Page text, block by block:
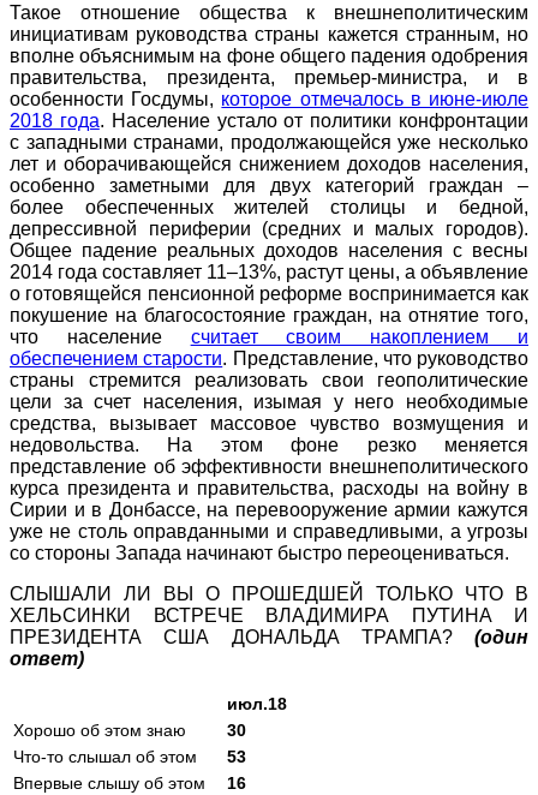
Такое отношение общества к внешнеполитическим
инициативам руководства страны кажется странным, но
вполне объяснимым на фоне общего падения одобрения
правительства, президента, премьер-министра, и в
особенности Госдумы, которое отмечалось в июне-июле
2018 года. Население устало от политики конфронтации
с западными странами, продолжающейся уже несколько
лет и оборачивающейся снижением доходов населения,
особенно заметными для двух категорий граждан –
более обеспеченных жителей столицы и бедной,
депрессивной периферии (средних и малых городов).
Общее падение реальных доходов населения с весны
2014 года составляет 11–13%, растут цены, а объявление
о готовящейся пенсионной реформе воспринимается как
покушение на благосостояние граждан, на отнятие того,
что население считает своим накоплением и
обеспечением старости. Представление, что руководство
страны стремится реализовать свои геополитические
цели за счет населения, изымая у него необходимые
средства, вызывает массовое чувство возмущения и
недовольства. На этом фоне резко меняется
представление об эффективности внешнеполитического
курса президента и правительства, расходы на войну в
Сирии и в Донбассе, на перевооружение армии кажутся
уже не столь оправданными и справедливыми, а угрозы
со стороны Запада начинают быстро переоцениваться.
СЛЫШАЛИ ЛИ ВЫ О ПРОШЕДШЕЙ ТОЛЬКО ЧТО В
ХЕЛЬСИНКИ ВСТРЕЧЕ ВЛАДИМИРА ПУТИНА И
ПРЕЗИДЕНТА США ДОНАЛЬДА ТРАМПА? (один
ответ)
июл.18
Хорошо об этом знаю
30
Что-то слышал об этом
53
Впервые слышу об этом
16